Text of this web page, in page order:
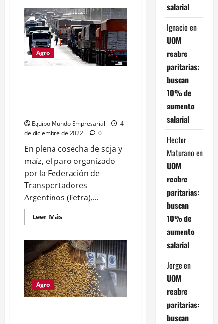
Provincia
de
Buenos
Aires:
En
un
fallo
histórico
la
Agro
Equipo Mundo Empresarial
4
de diciembre de 2022
0
En plena cosecha de soja y
maíz, el paro organizado
por la Federación de
Transportadores
Argentinos (Fetra),...
Leer MásLeer
más
El
paro
de
transportistas
provocó
pérdidas
de
exportaciones
por
Agro
salarial
Ignacio en
UOM
reabre
paritarias:
buscan
10% de
aumento
salarial
Hector
Maturano en
UOM
reabre
paritarias:
buscan
10% de
aumento
salarial
Jorge en
UOM
reabre
paritarias:
buscan